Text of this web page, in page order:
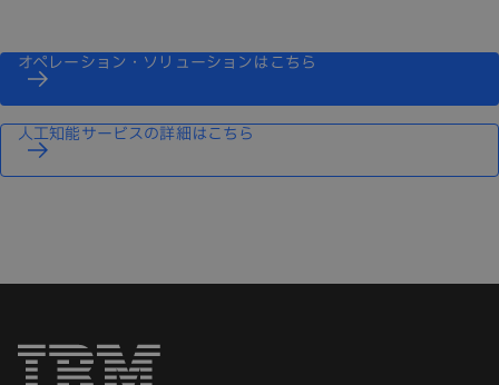
オペレーション・ソリューションはこちら
人工知能サービスの詳細はこちら